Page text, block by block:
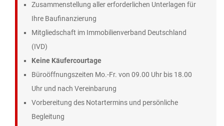
Zusammenstellung aller erforderlichen Unterlagen für
Ihre Baufinanzierung
Mitgliedschaft im Immobilienverband Deutschland
(IVD)
Keine Käufercourtage
Büroöffnungszeiten Mo.-Fr. von 09.00 Uhr bis 18.00
Uhr und nach Vereinbarung
Vorbereitung des Notartermins und persönliche
Begleitung